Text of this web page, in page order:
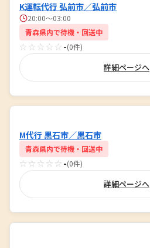
K運転代行 弘前市／弘前市
20:00～03:00
青森県内で待機・回送中
☆☆☆☆☆ -(0件)
詳細ページへ
M代行 黒石市／黒石市
青森県内で待機・回送中
☆☆☆☆☆ -(0件)
詳細ページへ